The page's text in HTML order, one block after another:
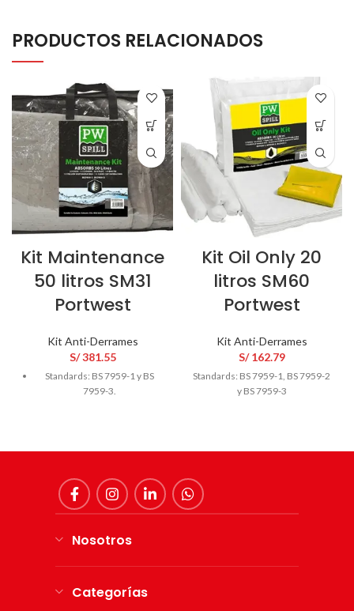
PRODUCTOS RELACIONADOS
Kit Maintenance
50 litros SM31
Portwest
Kit Anti-Derrames
S/381.55
Standards: BS 7959-1 y BS
7959-3.
Kit Oil Only 20
litros SM60
Portwest
Kit Anti-Derrames
S/162.79
Standards: BS 7959-1, BS 7959-2
y BS 7959-3
Nosotros
Categorías